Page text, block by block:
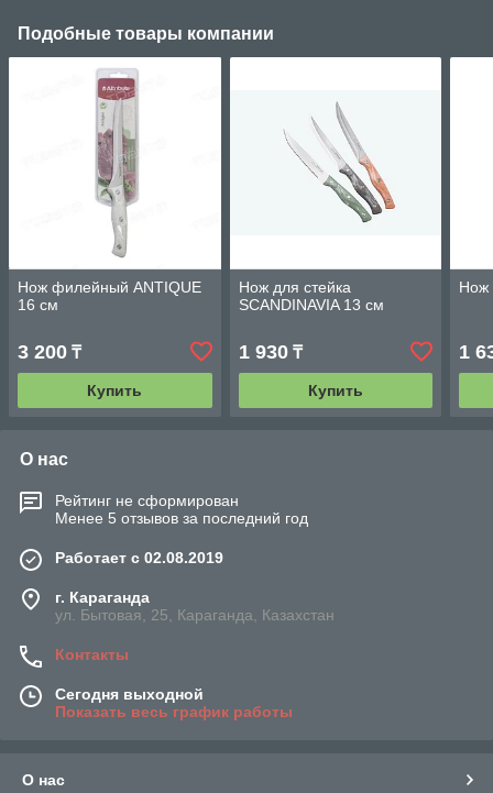
Подобные товары компании
Нож филейный ANTIQUE
16 см
3 200 ₸
Купить
Нож для стейка
SCANDINAVIA 13 см
1 930₸
Купить
Нож
1
О нас
Рейтинг не сформирован
Менее 5 отзывов за последний год
Работает с 02.08.2019
г. Караганда
ул. Бытовая, 25, Караганда, Казахстан
Контакты
Сегодня выходной
Показать весь график работы
О нас